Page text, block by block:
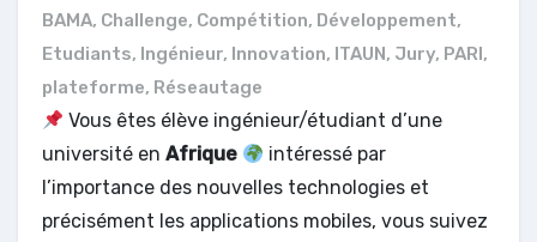
BAMA, Challenge, Compétition, Développement,
Etudiants, Ingénieur, Innovation, ITAUN, Jury, PARI,
plateforme, Réseautage
Vous êtes élève ingénieur/étudiant d’une
université en Afrique
intéressé par
l’importance des nouvelles technologies et
précisément les applications mobiles, vous suivez